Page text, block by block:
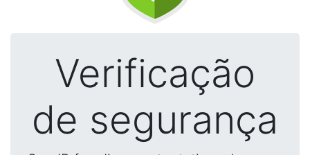
Verificação
de segurança